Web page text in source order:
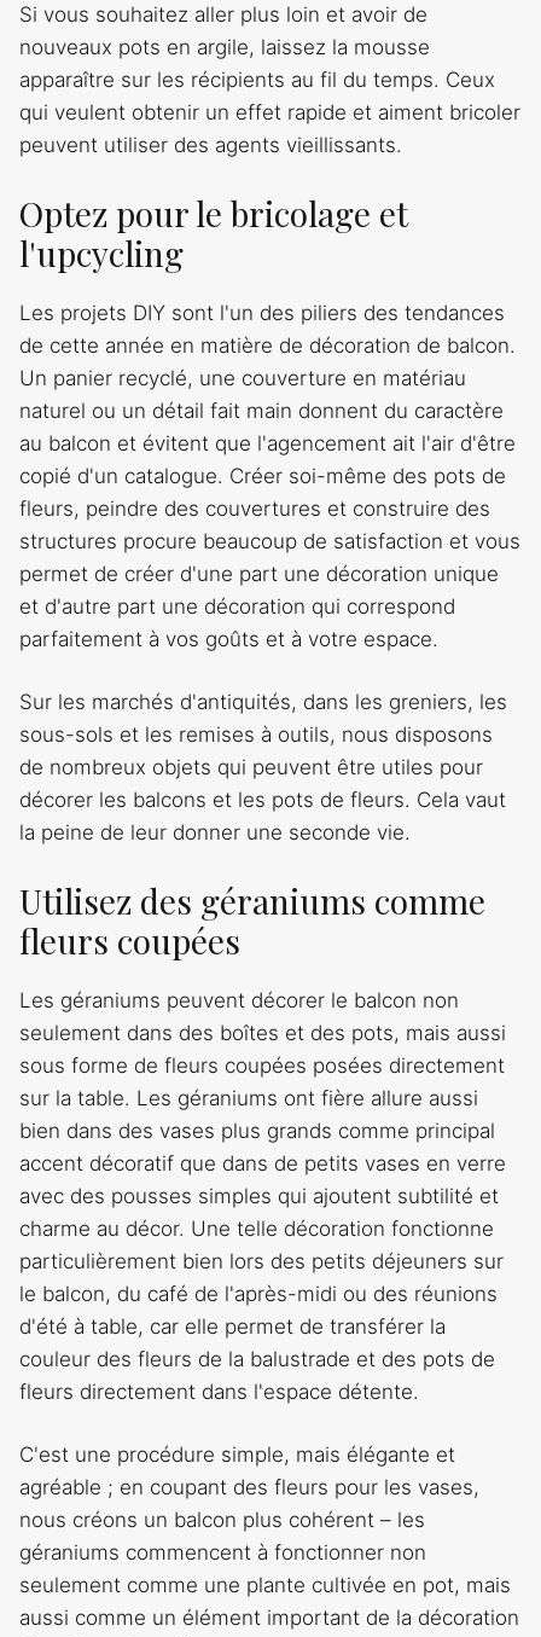
Si vous souhaitez aller plus loin et avoir de
nouveaux pots en argile, laissez la mousse
apparaître sur les récipients au fil du temps. Ceux
qui veulent obtenir un effet rapide et aiment bricoler
peuvent utiliser des agents vieillissants.
Optez pour le bricolage et
l'upcycling
Les projets DIY sont l'un des piliers des tendances
de cette année en matière de décoration de balcon.
Un panier recyclé, une couverture en matériau
naturel ou un détail fait main donnent du caractère
au balcon et évitent que l'agencement ait l'air d'être
copié d'un catalogue. Créer soi-même des pots de
fleurs, peindre des couvertures et construire des
structures procure beaucoup de satisfaction et vous
permet de créer d'une part une décoration unique
et d'autre part une décoration qui correspond
parfaitement à vos goûts et à votre espace.
Sur les marchés d'antiquités, dans les greniers, les
sous-sols et les remises à outils, nous disposons
de nombreux objets qui peuvent être utiles pour
décorer les balcons et les pots de fleurs. Cela vaut
la peine de leur donner une seconde vie.
Utilisez des géraniums comme
fleurs coupées
Les géraniums peuvent décorer le balcon non
seulement dans des boîtes et des pots, mais aussi
sous forme de fleurs coupées posées directement
sur la table. Les géraniums ont fière allure aussi
bien dans des vases plus grands comme principal
accent décoratif que dans de petits vases en verre
avec des pousses simples qui ajoutent subtilité et
charme au décor. Une telle décoration fonctionne
particulièrement bien lors des petits déjeuners sur
le balcon, du café de l'après-midi ou des réunions
d'été à table, car elle permet de transférer la
couleur des fleurs de la balustrade et des pots de
fleurs directement dans l'espace détente.
C'est une procédure simple, mais élégante et
agréable ; en coupant des fleurs pour les vases,
nous créons un balcon plus cohérent – les
géraniums commencent à fonctionner non
seulement comme une plante cultivée en pot, mais
aussi comme un élément important de la décoration